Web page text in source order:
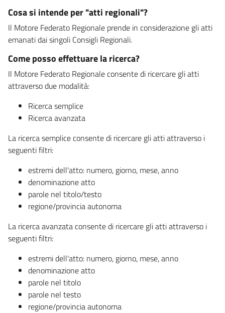
Cosa si intende per "atti regionali"?
Il Motore Federato Regionale prende in considerazione gli atti
emanati dai singoli Consigli Regionali.
Come posso effettuare la ricerca?
Il Motore Federato Regionale consente di ricercare gli atti
attraverso due modalità:
Ricerca semplice
Ricerca avanzata
La ricerca semplice consente di ricercare gli atti attraverso i
seguenti filtri:
estremi dell'atto: numero, giorno, mese, anno
denominazione atto
parole nel titolo/testo
regione/provincia autonoma
La ricerca avanzata consente di ricercare gli atti attraverso i
seguenti filtri:
estremi dell'atto: numero, giorno, mese, anno
denominazione atto
parole nel titolo
parole nel testo
regione/provincia autonoma